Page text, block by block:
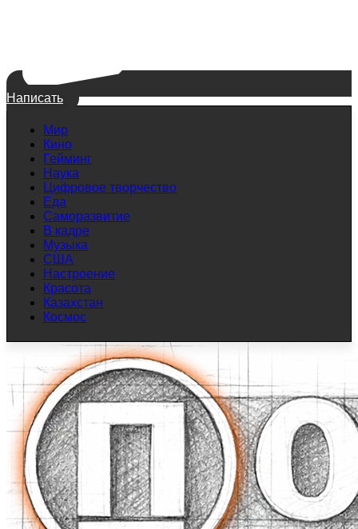
Написать
Мир
Кино
Гейминг
Наука
Цифровое творчество
Еда
Саморазвитие
В кадре
Музыка
США
Настроение
Красота
Казахстан
Космос